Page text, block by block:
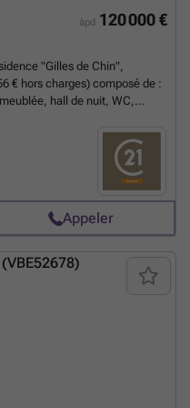
àpd 120 000 €
"Gilles de Chin",
€ hors charges) composé de :
hall de nuit, WC,
collectif gaz. Faire offre
- 136 kWh/m².an -
Appeler